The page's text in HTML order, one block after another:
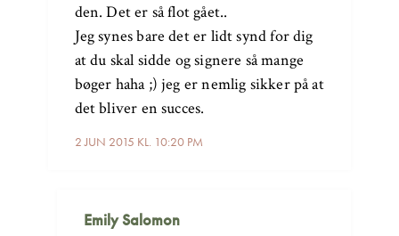
2 JUN 2015 KL. 10:20 PM
den. Det er så flot gået..
Jeg synes bare det er lidt synd for dig
at du skal sidde og signere så mange
bøger haha ;) jeg er nemlig sikker på at
det bliver en succes.
Emily Salomon